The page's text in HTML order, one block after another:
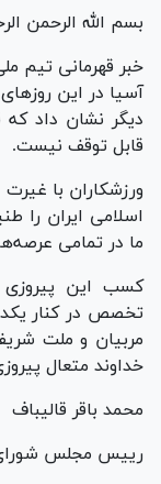
بسم الله الرحمن
خبر قهرمانی تیم
آسیا در این روز‌های
دیگر نشان داد
قابل توقف نیست.
ورزشکاران با
اسلامی ایران را
ما در تمامی
کسب این پیروزی
تخصص در کنار
مربیان و ملت
خداوند متعال
محمد باقر قالیباف
رییس مجلس